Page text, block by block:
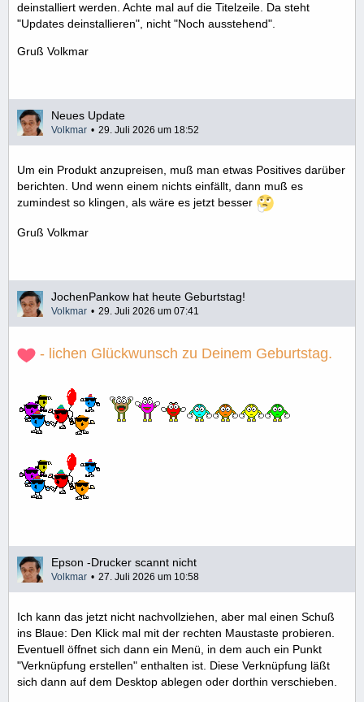
deinstalliert werden. Achte mal auf die Titelzeile. Da steht
"Updates deinstallieren", nicht "Noch ausstehend".
Gruß Volkmar
Neues Update
Volkmar 29. Juli 2026 um 18:52
Um ein Produkt anzupreisen, muß man etwas Positives darüber
berichten. Und wenn einem nichts einfällt, dann muß es
zumindest so klingen, als wäre es jetzt besser
Gruß Volkmar
JochenPankow hat heute Geburtstag!
Volkmar 29. Juli 2026 um 07:41
- lichen Glückwunsch zu Deinem Geburtstag.
Epson -Drucker scannt nicht
Volkmar 27. Juli 2026 um 10:58
Ich kann das jetzt nicht nachvollziehen, aber mal einen Schuß
ins Blaue: Den Klick mal mit der rechten Maustaste probieren.
Eventuell öffnet sich dann ein Menü, in dem auch ein Punkt
"Verknüpfung erstellen" enthalten ist. Diese Verknüpfung läßt
sich dann auf dem Desktop ablegen oder dorthin verschieben.